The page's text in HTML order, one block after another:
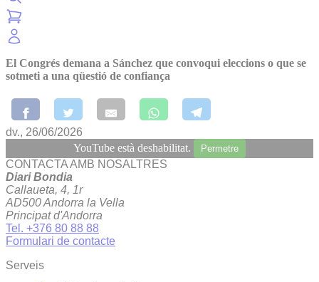
El Congrés demana a Sánchez que convoqui eleccions o que se
sotmeti a una qüestió de confiança
dv., 26/06/2026
YouTube està deshabilitat.
Permetre
CONTACTA AMB NOSALTRES
Diari Bondia
Callaueta, 4, 1r
AD500 Andorra la Vella
Principat d'Andorra
Tel. +376 80 88 88
Formulari de contacte
Serveis